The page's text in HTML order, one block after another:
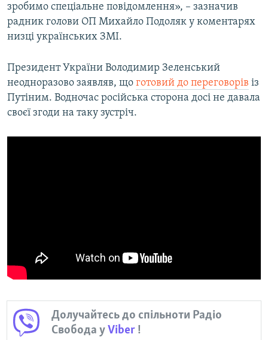
зробимо спеціальне повідомлення», – зазначив
радник голови ОП Михайло Подоляк у коментарях
низці українських ЗМІ.
Президент України Володимир Зеленський
неодноразово заявляв, що готовий до переговорів із
Путіним. Водночас російська сторона досі не давала
своєї згоди на таку зустріч.
Долучайтесь до спільноти Радіо
Свобода уViber !